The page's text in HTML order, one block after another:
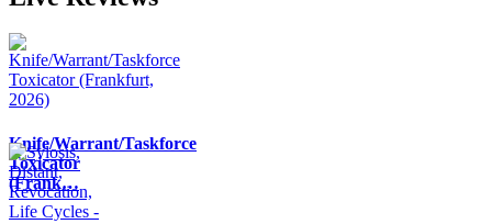
Knife/Warrant/Taskforce
Toxicator
(Frank…